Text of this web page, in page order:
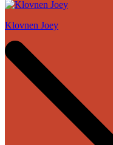
Klovnen Joey